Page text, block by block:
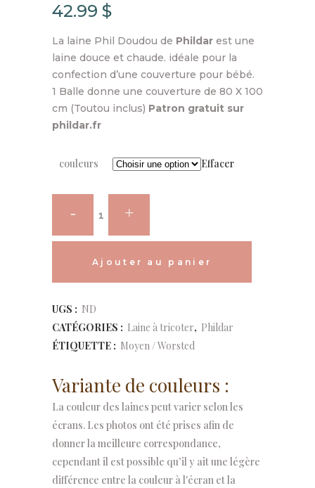
42.99 $
La laine Phil Doudou de Phildar est une
laine douce et chaude. idéale pour la
confection d’une couverture pour bébé.
1 Balle donne une couverture de 80 X 100
cm (Toutou inclus) Patron gratuit sur
phildar.fr
couleurs Effacer
-
Doudou
quantity
Ajouter au panier
UGS : ND
CATÉGORIES : Laine à tricoter, Phildar
ÉTIQUETTE : Moyen / Worsted
Variante de couleurs :
La couleur des laines peut varier selon les
écrans. Les photos ont été prises afin de
donner la meilleure correspondance,
cependant il est possible qu’il y ait une légère
différence entre la couleur à l'écran et la